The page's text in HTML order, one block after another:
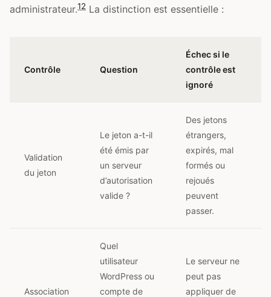
administrateur.12 La distinction est essentielle :
Contrôle Question
Échec si le
contrôle est
ignoré
Validation
du jeton
Le jeton a-t-il
été émis par
un serveur
d’autorisation
valide ?
Des jetons
étrangers,
expirés, mal
formés ou
rejoués
peuvent
passer.
Association
Quel
utilisateur
WordPress ou
compte de
Le serveur ne
peut pas
appliquer de